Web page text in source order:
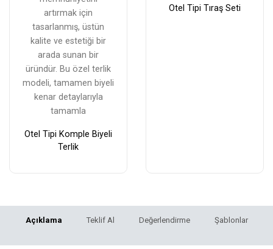
Açıklama Teklif Al Değerlendirme Şablonlar
artırmak için
tasarlanmış, üstün
kalite ve estetiği bir
arada sunan bir
üründür. Bu özel terlik
modeli, tamamen biyeli
kenar detaylarıyla
tamamla
Otel Tipi Komple Biyeli
Terlik
Otel Tipi Tıraş Seti